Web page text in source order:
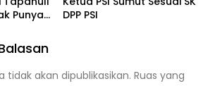
Punya
DPP PSI
tidak akan dipublikasikan. Ruas yang